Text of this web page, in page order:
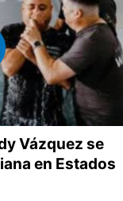
Vázquez se
en Estados